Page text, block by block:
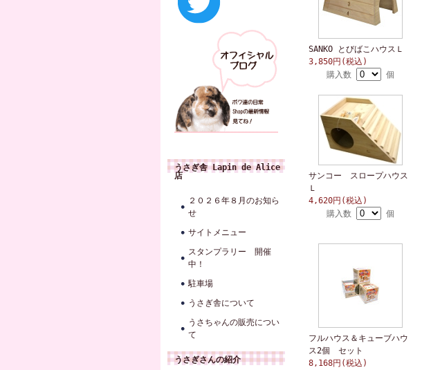
うさぎ舎 Lapin de Alice
店
２０２６年８月のお知ら
せ
サイトメニュー
スタンプラリー 開催
中！
駐車場
うさぎ舎について
うさちゃんの販売につい
て
うさぎさんの紹介
SANKO とびばこハウスＬ
3,850円(税込)
購入数
個
サンコー スロープハウス
Ｌ
4,620円(税込)
購入数
個
フルハウス＆キューブハウ
ス2個 セット
8,168円(税込)